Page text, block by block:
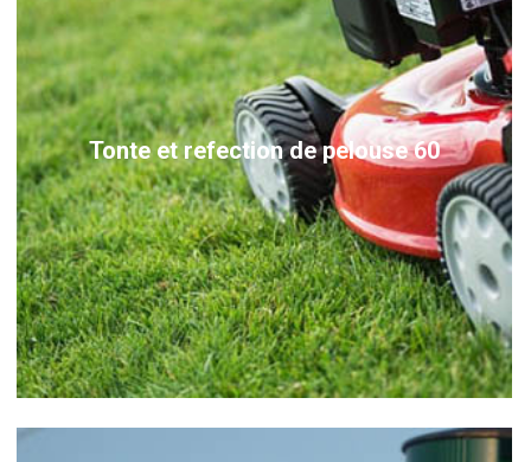
Tonte et refection de pelouse 60